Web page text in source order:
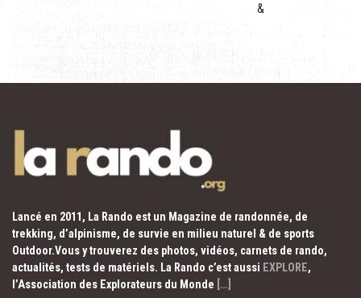
&
Lancé en 2011, La Rando est un Magazine de randonnée, de
trekking, d’alpinisme, de survie en milieu naturel & de sports
Outdoor.Vous y trouverez des photos, vidéos, carnets de rando,
actualités, tests de matériels. La Rando c’est aussi EXPLORE,
l’Association des Explorateurs du Monde […]